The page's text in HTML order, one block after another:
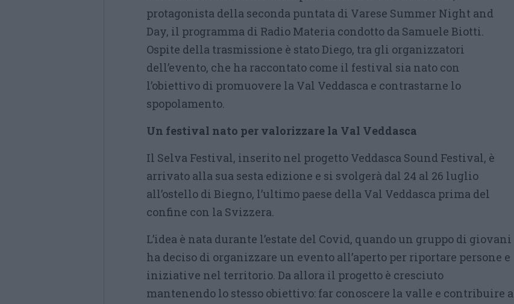
protagonista della seconda puntata di Varese Summer Night and
Day, il programma di Radio Materia condotto da Samuele Biotti.
Ospite della trasmissione è stato Diego, tra gli organizzatori
dell’evento, che ha raccontato come il festival sia nato con
l’obiettivo di promuovere la Val Veddasca e contrastarne lo
spopolamento.
Un festival nato per valorizzare la Val Veddasca
Il Selva Festival, inserito nel progetto Veddasca Sound Festival, è
arrivato alla sua sesta edizione e si svolgerà dal 24 al 26 luglio
all’ostello di Biegno, l’ultimo paese della Val Veddasca prima del
confine con la Svizzera.
L’idea è nata durante l’estate del Covid, quando un gruppo di giovani
ha deciso di organizzare un evento all’aperto per riportare persone e
iniziative nel territorio. Da allora il progetto è cresciuto
mantenendo lo stesso obiettivo: far conoscere la valle e contribuire a